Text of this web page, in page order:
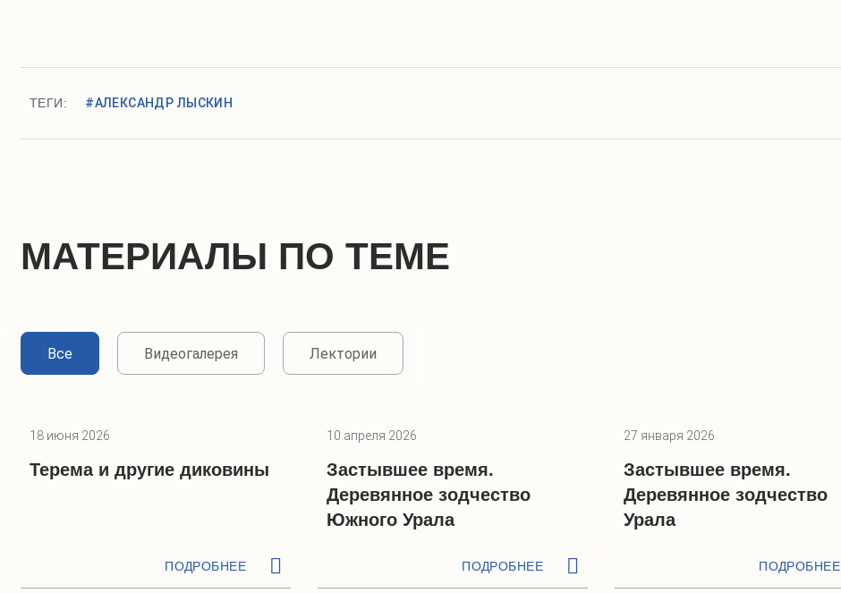
ТЕГИ: #АЛЕКСАНДР ЛЫСКИН
МАТЕРИАЛЫ ПО ТЕМЕ
Все Видеогалерея Лектории
18 июня 2026
Терема и другие диковины
ПОДРОБНЕЕ
10 апреля 2026
Застывшее время.
Деревянное зодчество
Южного Урала
ПОДРОБНЕЕ
27 января 2026
Застывшее время.
Деревянное зодчество
Урала
ПОДРОБНЕЕ